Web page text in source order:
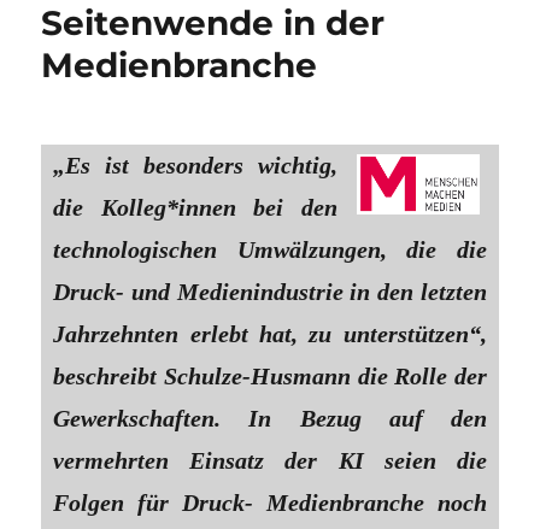
Seitenwende in der
Medienbranche
„Es ist besonders wichtig,
die Kolleg*innen bei den
technologischen Umwälzungen, die die
Druck- und Medienindustrie in den letzten
Jahrzehnten erlebt hat, zu unterstützen“,
beschreibt Schulze-Husmann die Rolle der
Gewerkschaften. In Bezug auf den
vermehrten Einsatz der KI seien die
Folgen für Druck- Medienbranche noch